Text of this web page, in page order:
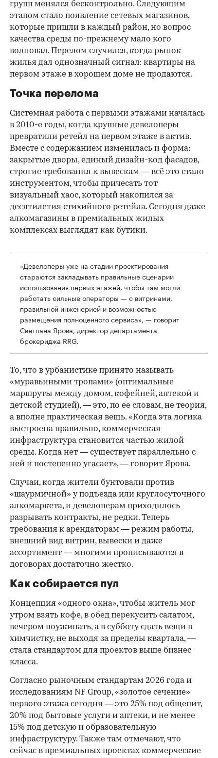
групп менялся бесконтрольно. Следующим
этапом стало появление сетевых магазинов,
которые пришли в каждый район, но вопрос
качества среды по-прежнему мало кого
волновал. Перелом случился, когда рынок
жилья дал однозначный сигнал: квартиры на
первом этаже в хорошем доме не продаются.
Точка перелома
Системная работа с первыми этажами началась
в 2010-е годы, когда крупные девелоперы
превратили ретейл на первом этаже в актив.
Вместе с содержанием изменилась и форма:
закрытые дворы, единый дизайн-код фасадов,
строгие требования к вывескам — всё это стало
инструментом, чтобы причесать тот
визуальный хаос, который накопился за
десятилетия стихийного ретейла. Сегодня даже
алкомагазины в премиальных жилых
комплексах выглядят как бутики.
00:00
«Девелоперы уже на стадии проектирования
стараются закладывать правильные сценарии
использования первых этажей, чтобы там могли
работать сильные операторы — с витринами,
правильной инженерией и возможностью
размещения полноценного сервиса», — говорит
Светлана Ярова, директор департамента
брокериджа RRG.
То, что в урбанистике принято называть
«муравьиными тропами» (оптимальные
маршруты между домом, кофейней, аптекой и
детской студией), — это, по ее словам, не теория,
а вполне практическая вещь. «Когда эта логика
выстроена правильно, коммерческая
инфраструктура становится частью жилой
среды. Когда нет — существует параллельно с
ней и постепенно угасает», — говорит Ярова.
Случаи, когда жители бунтовали против
«шаурмичной» у подъезда или круглосуточного
алкомаркета, и девелоперам приходилось
разрывать контракты, не редки. Теперь
требования к арендаторам — режим работы,
внешний вид витрин, вывески и даже
ассортимент — многими прописываются в
договорах достаточно жестко.
Как собирается пул
Концепция «одного окна», чтобы житель мог
утром взять кофе, в обед перекусить салатом,
вечером поужинать, а в субботу сдать вещи в
химчистку, не выходя за пределы квартала, —
стала стандартом для проектов выше бизнес-
класса.
Согласно рыночным стандартам 2026 года и
исследованиям NF Group, «золотое сечение»
первого этажа сегодня — это 25% под общепит,
20% под бытовые услуги и аптеки, и не менее
15% под детскую и образовательную
инфраструктуру. Также там отмечают, что
сейчас в премиальных проектах коммерческие